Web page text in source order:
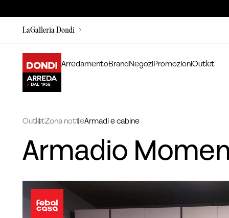
LaGalleria Dondi
ArredamentoBrandNegoziPromozioniOutlet
OutletZona notteArmadi e cabine
Armadio